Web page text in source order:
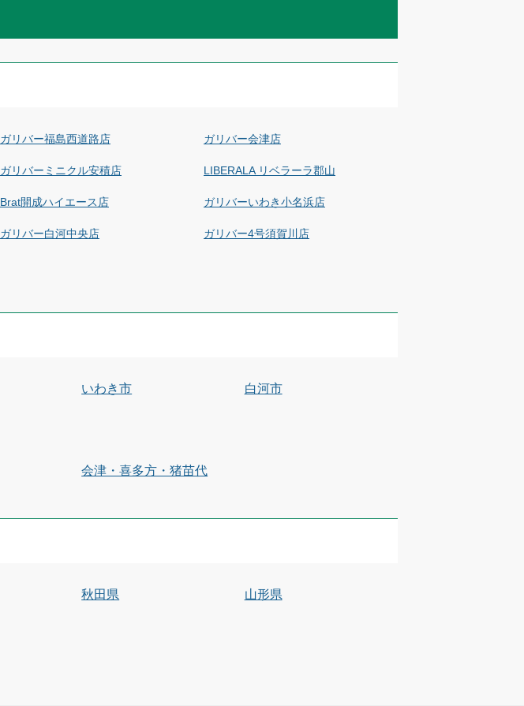
ガリバー福島西道路店 ガリバー会津店
ガリバーミニクル安積店 LIBERALA リベラーラ郡山
Brat開成ハイエース店 ガリバーいわき小名浜店
ガリバー白河中央店 ガリバー4号須賀川店
いわき市 白河市
会津・喜多方・猪苗代
秋田県 山形県